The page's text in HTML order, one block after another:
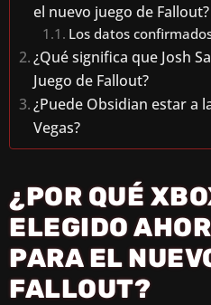
el nuevo juego de Fallout?
Los datos
¿Qué significa que Josh
Juego de Fallout?
¿Puede Obsidian estar a
Vegas?
¿POR QUÉ
ELEGIDO
PARA EL
FALLOUT?